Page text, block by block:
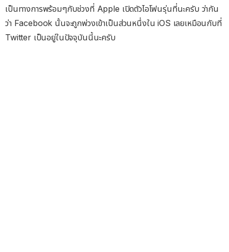
เป็นทางการพร้อมๆกับช่วงที่ Apple เปิดตัวไอโฟนรุ่นที่นะครับ ว่ากัน
ว่า Facebook นั้นจะถูกพ่วงเข้าเป็นส่วนหนึ่งใน iOS เลยเหมือนกับที่
Twitter เป็นอยู่ในปัจจุบันนี้นะครับ